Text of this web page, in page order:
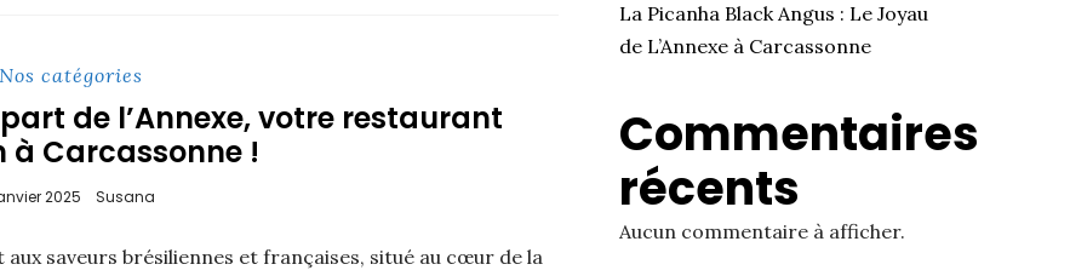
Nos catégories
de l’Annexe, votre restaurant
à Carcassonne !
2025 Susana
aux saveurs brésiliennes et françaises, situé au cœur de la
La Picanha Black Angus : Le Joyau
de L’Annexe à Carcassonne
Commentaires
récents
Aucun commentaire à afficher.